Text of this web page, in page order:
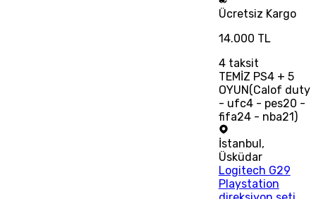
Ücretsiz Kargo
14.000 TL
4taksit
TEMİZ PS4 + 5
OYUN(Calof duty
- ufc4 - pes20 -
fifa24 - nba21)
İstanbul ,
Üsküdar
Logitech G29
Playstation